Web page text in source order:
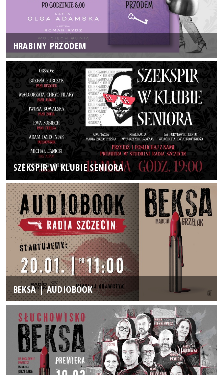
HRABINY PRZODEM
SZEKSPIR W KLUBIE SENIORA
BEKSA | AUDIOBOOK